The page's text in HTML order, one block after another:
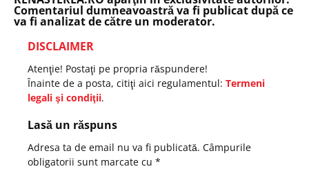
Comentariul dumneavoastră va fi publicat după ce
va fi analizat de către un moderator.
DISCLAIMER
Atenţie! Postaţi pe propria răspundere!
Înainte de a posta, citiţi aici regulamentul: Termeni
legali şi condiţii.
Lasă un răspuns
Adresa ta de email nu va fi publicată. Câmpurile
obligatorii sunt marcate cu *